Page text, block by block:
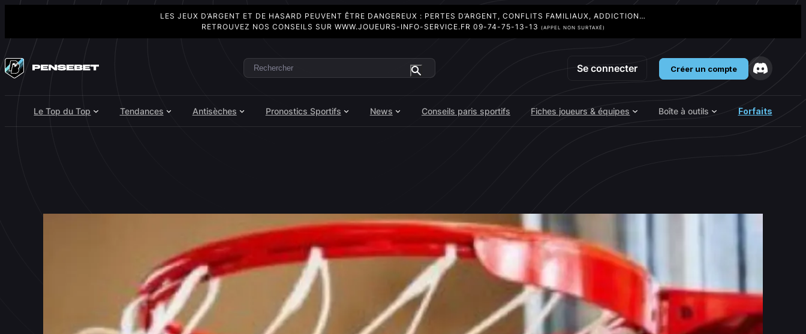
LES JEUX D’ARGENT ET DE HASARD PEUVENT ÊTRE DANGEREUX : PERTES D’ARGENT, CONFLITS FAMILIAUX, ADDICTION…
RETROUVEZ NOS CONSEILS SUR WWW.JOUEURS-INFO-SERVICE.FR 09-74-75-13-13 (APPEL NON SURTAXÉ)
au
contenu
Rechercher Se connecter Créer un compte
Le Top du Top Tendances Antisèches Pronostics Sportifs News Conseils paris sportifs Fiches joueurs & équipes Boîte à outils Forfaits